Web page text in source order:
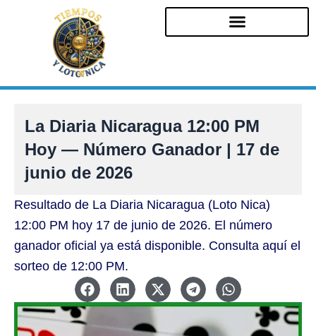
La Diaria Nicaragua 12:00 PM
Hoy — Número Ganador | 17 de
junio de 2026
Resultado de La Diaria Nicaragua (Loto Nica)
12:00 PM hoy 17 de junio de 2026. El número
ganador oficial ya está disponible. Consulta aquí el
sorteo de 12:00 PM.